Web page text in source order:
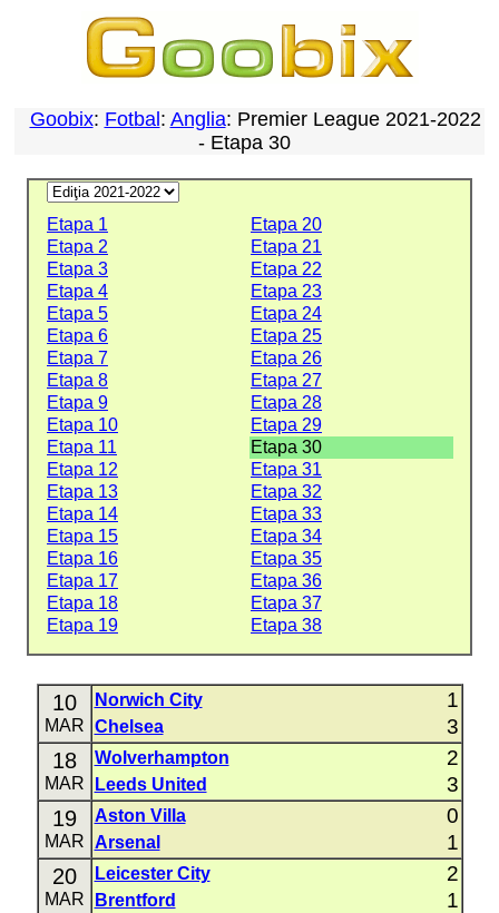
Goobix: Fotbal : Anglia: Premier League 2021-2022
- Etapa 30
Etapa 1
Etapa 20
Etapa 2
Etapa 21
Etapa 3
Etapa 22
Etapa 4
Etapa 23
Etapa 5
Etapa 24
Etapa 6
Etapa 25
Etapa 7
Etapa 26
Etapa 8
Etapa 27
Etapa 9
Etapa 28
Etapa 10
Etapa 29
Etapa 11
Etapa 30
Etapa 12
Etapa 31
Etapa 13
Etapa 32
Etapa 14
Etapa 33
Etapa 15
Etapa 34
Etapa 16
Etapa 35
Etapa 17
Etapa 36
Etapa 18
Etapa 37
Etapa 19
Etapa 38
10
MAR
Norwich City 1
Chelsea 3
18
MAR
Wolverhampton 2
Leeds United 3
19
MAR
Aston Villa 0
Arsenal 1
20
MAR
Leicester City 2
Brentford 1